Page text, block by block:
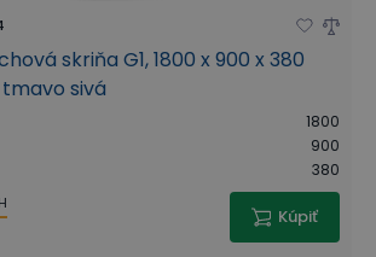
skriňa G1, 1800 x 900 x 380
sivá
1800
900
380
Kúpiť